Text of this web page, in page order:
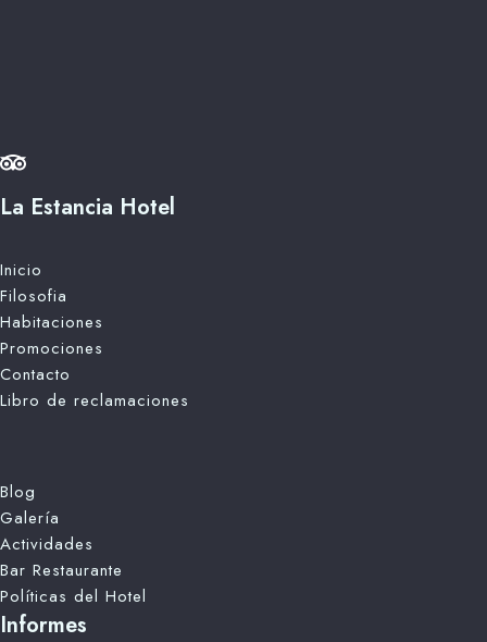
La Estancia Hotel
Inicio
Filosofia
Habitaciones
Promociones
Contacto
Libro de reclamaciones
Blog
Galería
Actividades
Bar Restaurante
Políticas del Hotel
Informes